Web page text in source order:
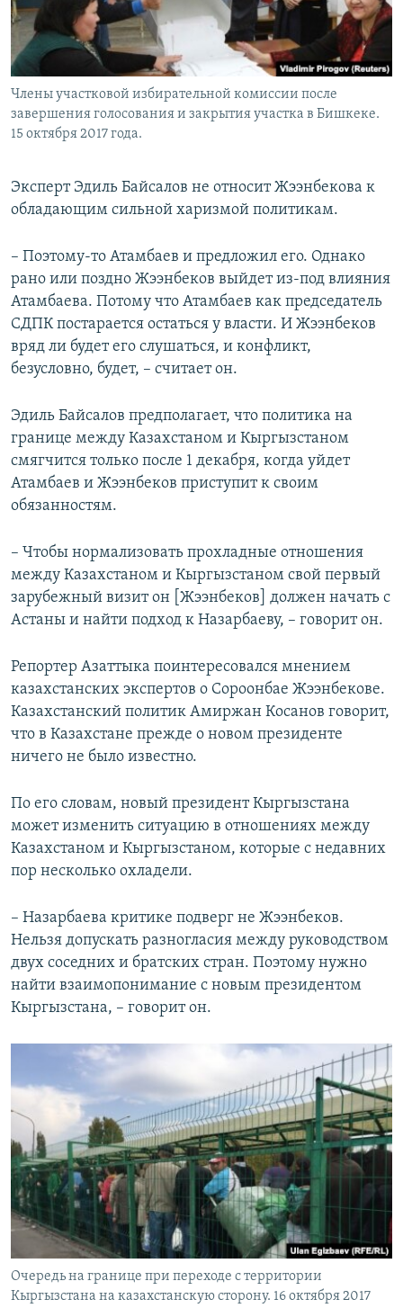
Члены участковой избирательной комиссии после
завершения голосования и закрытия участка в Бишкеке.
15 октября 2017 года.
Эксперт Эдиль Байсалов не относит Жээнбекова к
обладающим сильной харизмой политикам.
– Поэтому-то Атамбаев и предложил его. Однако
рано или поздно Жээнбеков выйдет из-под влияния
Атамбаева. Потому что Атамбаев как председатель
СДПК постарается остаться у власти. И Жээнбеков
вряд ли будет его слушаться, и конфликт,
безусловно, будет, – считает он.
Эдиль Байсалов предполагает, что политика на
границе между Казахстаном и Кыргызстаном
смягчится только после 1 декабря, когда уйдет
Атамбаев и Жээнбеков приступит к своим
обязанностям.
– Чтобы нормализовать прохладные отношения
между Казахстаном и Кыргызстаном свой первый
зарубежный визит он [Жээнбеков] должен начать с
Астаны и найти подход к Назарбаеву, – говорит он.
Репортер Азаттыка поинтересовался мнением
казахстанских экспертов о Сороонбае Жээнбекове.
Казахстанский политик Амиржан Косанов говорит,
что в Казахстане прежде о новом президенте
ничего не было известно.
По его словам, новый президент Кыргызстана
может изменить ситуацию в отношениях между
Казахстаном и Кыргызстаном, которые с недавних
пор несколько охладели.
– Назарбаева критике подверг не Жээнбеков.
Нельзя допускать разногласия между руководством
двух соседних и братских стран. Поэтому нужно
найти взаимопонимание с новым президентом
Кыргызстана, – говорит он.
Очередь на границе при переходе с территории
Кыргызстана на казахстанскую сторону. 16 октября 2017